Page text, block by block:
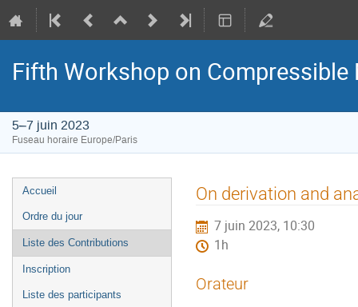
Fifth Workshop on
5–7 juin 2023
Fuseau horaire Europe/Paris
Menu
de
l'événement
Accueil
Ordre du jour
Liste des Contributions
Inscription
Liste des participants
On derivation and
7 juin 2023, 10:30
1h
Orateur